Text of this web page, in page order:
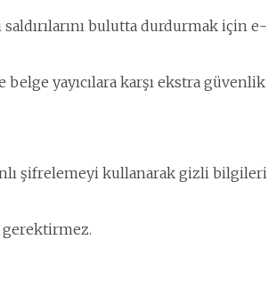
bulutta durdurmak için e-
belge yayıcılara karşı ekstra güvenlik
şifrelemeyi kullanarak gizli bilgileri
gerektirmez.